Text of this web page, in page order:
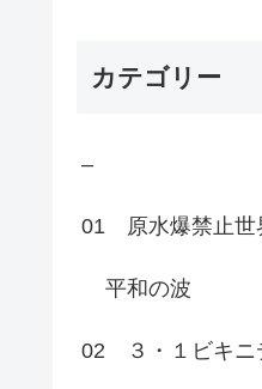
カテゴリー
–
01 原水爆禁止世
平和の波
02 ３・１ビキニ